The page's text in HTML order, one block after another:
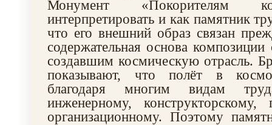
Монумент «Покорителям
интерпретировать и как памятник
что его внешний образ связан
содержательная основа
создавшим космическую отрасль.
показывают, что полёт в
благодаря многим видам
инженерному, конструкторскому,
организационному. Поэтому